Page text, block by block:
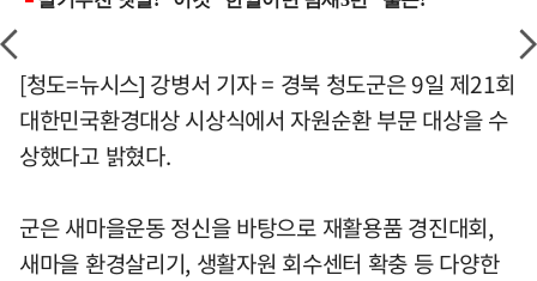
[청도=뉴시스] 강병서 기자 = 경북 청도군은 9일 제21회
대한민국환경대상 시상식에서 자원순환 부문 대상을 수
상했다고 밝혔다.
군은 새마을운동 정신을 바탕으로 재활용품 경진대회,
새마을 환경살리기, 생활자원 회수센터 확충 등 다양한